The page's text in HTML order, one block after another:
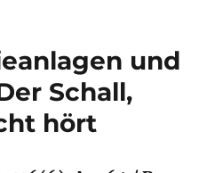
und
Schall,
hört